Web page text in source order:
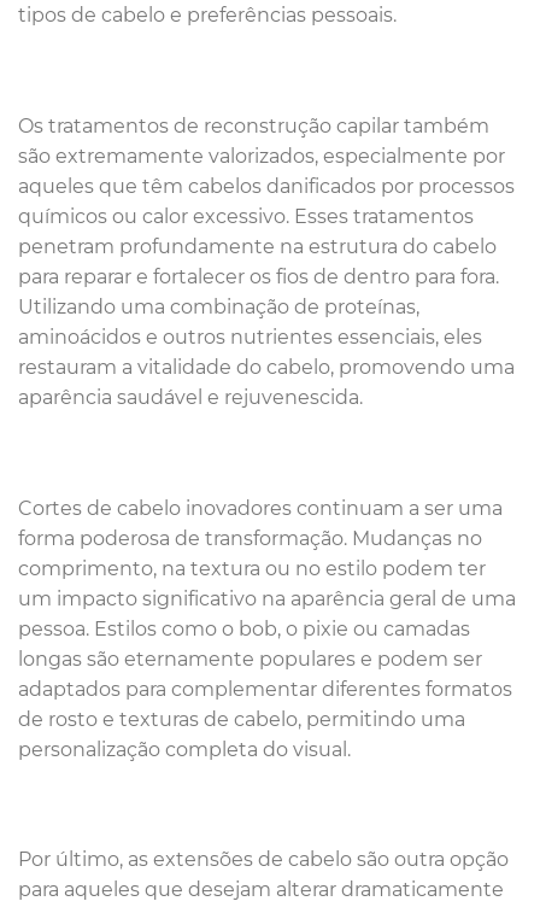
tipos de cabelo e preferências pessoais.
Os tratamentos de reconstrução capilar também
são extremamente valorizados, especialmente por
aqueles que têm cabelos danificados por processos
químicos ou calor excessivo. Esses tratamentos
penetram profundamente na estrutura do cabelo
para reparar e fortalecer os fios de dentro para fora.
Utilizando uma combinação de proteínas,
aminoácidos e outros nutrientes essenciais, eles
restauram a vitalidade do cabelo, promovendo uma
aparência saudável e rejuvenescida.
Cortes de cabelo inovadores continuam a ser uma
forma poderosa de transformação. Mudanças no
comprimento, na textura ou no estilo podem ter
um impacto significativo na aparência geral de uma
pessoa. Estilos como o bob, o pixie ou camadas
longas são eternamente populares e podem ser
adaptados para complementar diferentes formatos
de rosto e texturas de cabelo, permitindo uma
personalização completa do visual.
Por último, as extensões de cabelo são outra opção
para aqueles que desejam alterar dramaticamente